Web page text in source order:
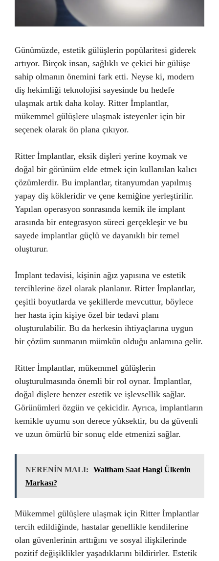
Günümüzde, estetik gülüşlerin popülaritesi giderek
artıyor. Birçok insan, sağlıklı ve çekici bir gülüşe
sahip olmanın önemini fark etti. Neyse ki, modern
diş hekimliği teknolojisi sayesinde bu hedefe
ulaşmak artık daha kolay. Ritter İmplantlar,
mükemmel gülüşlere ulaşmak isteyenler için bir
seçenek olarak ön plana çıkıyor.
Ritter İmplantlar, eksik dişleri yerine koymak ve
doğal bir görünüm elde etmek için kullanılan kalıcı
çözümlerdir. Bu implantlar, titanyumdan yapılmış
yapay diş kökleridir ve çene kemiğine yerleştirilir.
Yapılan operasyon sonrasında kemik ile implant
arasında bir entegrasyon süreci gerçekleşir ve bu
sayede implantlar güçlü ve dayanıklı bir temel
oluşturur.
İmplant tedavisi, kişinin ağız yapısına ve estetik
tercihlerine özel olarak planlanır. Ritter İmplantlar,
çeşitli boyutlarda ve şekillerde mevcuttur, böylece
her hasta için kişiye özel bir tedavi planı
oluşturulabilir. Bu da herkesin ihtiyaçlarına uygun
bir çözüm sunmanın mümkün olduğu anlamına gelir.
Ritter İmplantlar, mükemmel gülüşlerin
oluşturulmasında önemli bir rol oynar. İmplantlar,
doğal dişlere benzer estetik ve işlevsellik sağlar.
Görünümleri özgün ve çekicidir. Ayrıca, implantların
kemikle uyumu son derece yüksektir, bu da güvenli
ve uzun ömürlü bir sonuç elde etmenizi sağlar.
NERENİN MALI:
Waltham Saat Hangi Ülkenin
Markası?
Mükemmel gülüşlere ulaşmak için Ritter İmplantlar
tercih edildiğinde, hastalar genellikle kendilerine
olan güvenlerinin arttığını ve sosyal ilişkilerinde
pozitif değişiklikler yaşadıklarını bildirirler. Estetik